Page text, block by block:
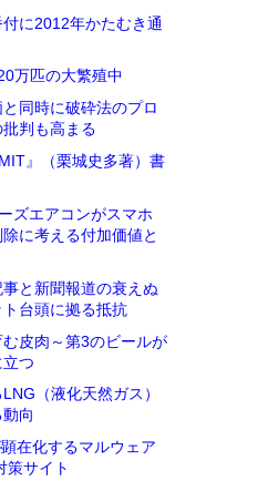
に2012年かたむき通
万匹の大繁殖中
同時に破砕法のプロ
判も高まる
』（栗城史多著）書
ズエアコンがスマホ
に考える付加価値と
と新聞報道の衰えぬ
台頭に拠る抵抗
皮肉～第3のビールが
つ
（液化天然ガス）
向
在化するマルウェア
策サイト